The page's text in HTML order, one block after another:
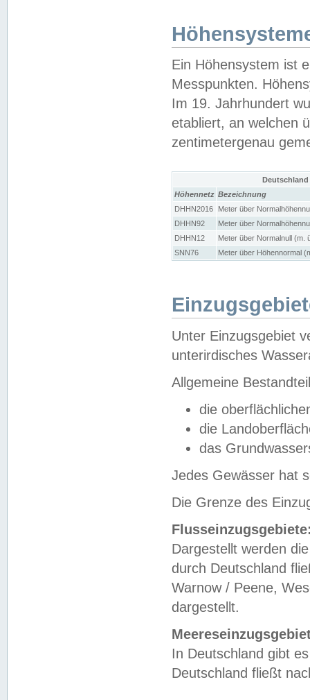
Ein Höhensystem ist
Messpunkten.
Im 19. Jahrhundert
etabliert, an welchen
zentimetergenau
Höhennetz Bezeichnung
DHHN2016
Meter über
DHHN92
Meter über
DHHN12
Meter über Normalnull (m.
SNN76
Meter über Höhennormal
Unter Einzugsgebiet
unterirdisches
Allgemeine
die
die
das
Jedes Gewässer hat
Die Grenze des
Dargestellt werden
durch Deutschland
Warnow / Peene,
dargestellt.
In Deutschland gibt
Deutschland fließt